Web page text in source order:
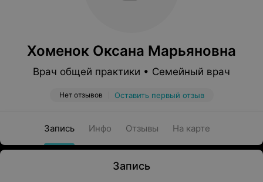
Хоменок Оксана Марьяновна
Врач общей практики • Семейный врач
Нет отзывов Оставить первый отзыв
Запись Инфо Отзывы На карте
Запись